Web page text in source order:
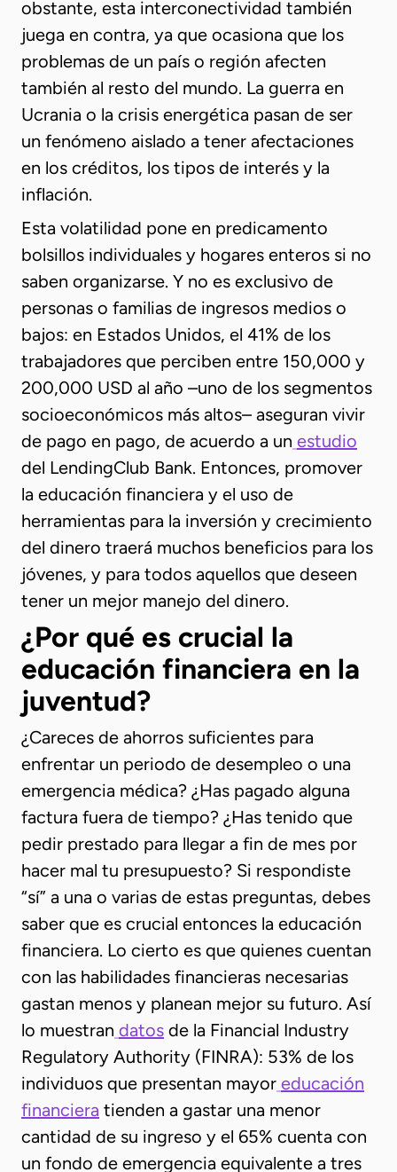
obstante, esta interconectividad también
juega en contra, ya que ocasiona que los
problemas de un país o región afecten
también al resto del mundo. La guerra en
Ucrania o la crisis energética pasan de ser
un fenómeno aislado a tener afectaciones
en los créditos, los tipos de interés y la
inflación.
Esta volatilidad pone en predicamento
bolsillos individuales y hogares enteros si no
saben organizarse. Y no es exclusivo de
personas o familias de ingresos medios o
bajos: en Estados Unidos, el 41% de los
trabajadores que perciben entre 150,000 y
200,000 USD al año –uno de los segmentos
socioeconómicos más altos– aseguran vivir
de pago en pago, de acuerdo a un estudio
del LendingClub Bank. Entonces, promover
la educación financiera y el uso de
herramientas para la inversión y crecimiento
del dinero traerá muchos beneficios para los
jóvenes, y para todos aquellos que deseen
tener un mejor manejo del dinero.
¿Por qué es crucial la
educación financiera en la
juventud?
¿Careces de ahorros suficientes para
enfrentar un periodo de desempleo o una
emergencia médica? ¿Has pagado alguna
factura fuera de tiempo? ¿Has tenido que
pedir prestado para llegar a fin de mes por
hacer mal tu presupuesto? Si respondiste
“sí” a una o varias de estas preguntas, debes
saber que es crucial entonces la educación
financiera. Lo cierto es que quienes cuentan
con las habilidades financieras necesarias
gastan menos y planean mejor su futuro. Así
lo muestran datos de la Financial Industry
Regulatory Authority (FINRA): 53% de los
individuos que presentan mayor educación
financiera tienden a gastar una menor
cantidad de su ingreso y el 65% cuenta con
un fondo de emergencia equivalente a tres